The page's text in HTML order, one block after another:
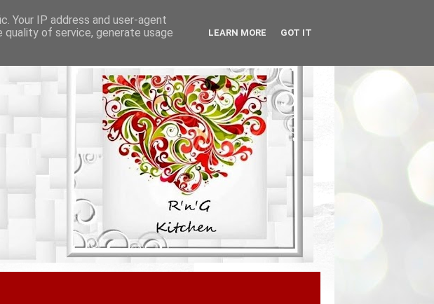
Your IP address and user-agent
of service, generate usage
LEARN MORE GOT IT